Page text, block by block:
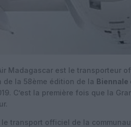
Madagascar est le transporteur
de la 58ème édition de la Biennale
C’est la première fois que la
transport officiel de la